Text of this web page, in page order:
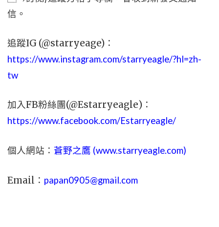
信。
追蹤IG (@starryeage)：
https://www.instagram.com/starryeagle/?hl=zh-
tw
加入FB粉絲團(@Estarryeagle)：
https://www.facebook.com/Estarryeagle/
個人網站： 蒼野之鷹 (www.starryeagle.com)
Email： papan0905@gmail.com